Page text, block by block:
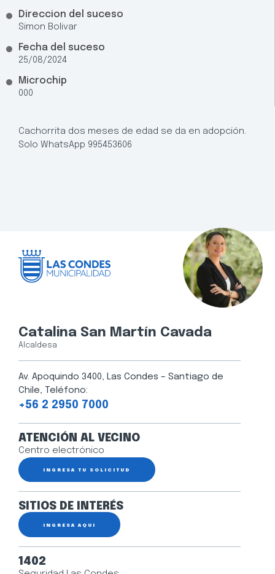
Direccion del suceso
Simon Bolivar
Fecha del suceso
25/08/2024
Microchip
000
Cachorrita dos meses de edad se da en adopción.
Solo WhatsApp 995453606
Catalina San Martín Cavada
Alcaldesa
Av. Apoquindo 3400, Las Condes – Santiago de
Chile, Teléfono:
+56 2 2950 7000
ATENCIÓN AL VECINO
Centro electrónico
INGRESA TU SOLICITUD
SITIOS DE INTERÉS
INGRESA AQUÍ
1402